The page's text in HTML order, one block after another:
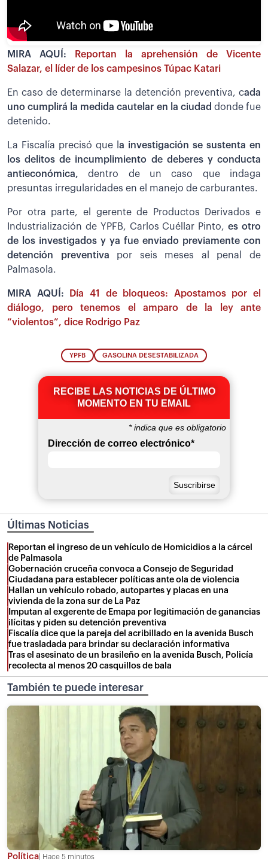
MIRA AQUÍ:
Reportan la aprehensión de Vicente
Salazar, el líder de los campesinos Túpac Katari
En caso de determinarse la detención preventiva, cada
uno cumplirá la medida cautelar en la ciudad donde fue
detenido.
La Fiscalía precisó que l a investigación se sustenta en
los delitos de incumplimiento de deberes y conducta
antieconómica,dentro de un caso que indaga
presuntas irregularidades en el manejo de carburantes.
Por otra parte, el gerente de Productos Derivados e
Industrialización de YPFB, Carlos Cuéllar Pinto,es otro
de los investigados y ya fue enviado previamente con
detención preventiva por seis meses al penal de
Palmasola.
MIRA AQUÍ:
Día 41 de bloqueos: Apostamos por el
diálogo, pero tenemos el amparo de la ley ante
“violentos”, dice Rodrigo Paz
YPFB GASOLINA DESESTABILIZADA
RECIBE LAS NOTICIAS DE ÚLTIMO
MOMENTO EN TU EMAIL
*indica que es obligatorio
Dirección de correo electrónico*
Últimas Noticias
Reportan el ingreso de un vehículo de Homicidios a la cárcel
de Palmasola
Gobernación cruceña convoca a Consejo de Seguridad
Ciudadana para establecer políticas ante ola de violencia
Hallan un vehículo robado, autopartes y placas en una
vivienda de la zona sur de La Paz
Imputan al exgerente de Emapa por legitimación de ganancias
ilícitas y piden su detención preventiva
Fiscalía dice que la pareja del acribillado en la avenida Busch
fue trasladada para brindar su declaración informativa
Tras el asesinato de un brasileño en la avenida Busch, Policía
recolecta al menos 20 casquillos de bala
También te puede interesar
Política Hace 5 minutos